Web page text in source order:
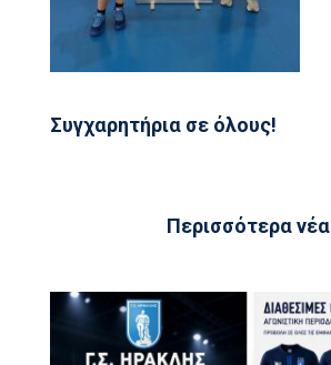
Συγχαρητήρια σε όλους!
Περισσότερα νέα